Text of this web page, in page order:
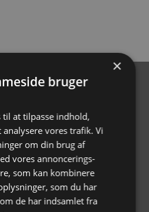
såsom, foder,
til vores kunder. Vi hjælper også
at skrive eller ring til os for
×
bruger
til at tilpasse indhold,
vores trafik. Vi
om din brug af
vores annoncerings-
som kan kombinere
som du har
de har indsamlet fra